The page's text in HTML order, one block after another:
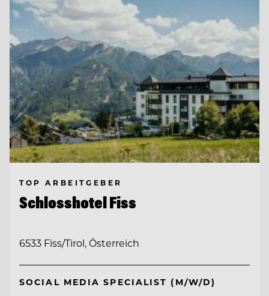
TOP ARBEITGEBER
Schlosshotel Fiss
6533 Fiss/Tirol, Österreich
SOCIAL MEDIA SPECIALIST (M/W/D)